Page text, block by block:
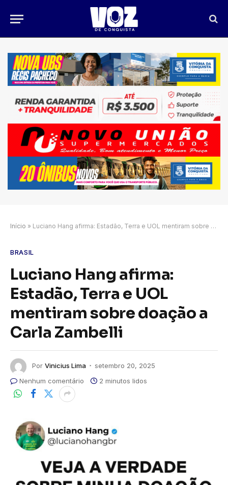
Início » Luciano Hang afirma: Estadão, Terra e UOL mentiram sobre doação a Carla Zambelli
BRASIL
Luciano Hang afirma:
Estadão, Terra e UOL
mentiram sobre doação a
Carla Zambelli
Por Vinicius Lima
setembro 20, 2025
Nenhum comentário
2 minutos lidos